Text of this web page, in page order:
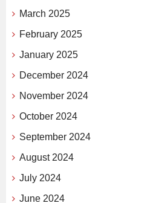
March 2025
February 2025
January 2025
December 2024
November 2024
October 2024
September 2024
August 2024
July 2024
June 2024